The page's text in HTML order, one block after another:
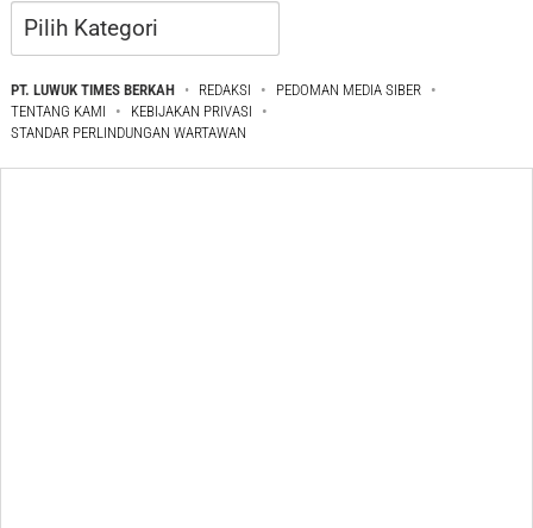
Kategori
PT. LUWUK TIMES BERKAH REDAKSI
PEDOMAN MEDIA SIBER
TENTANG KAMI
KEBIJAKAN PRIVASI
STANDAR PERLINDUNGAN WARTAWAN